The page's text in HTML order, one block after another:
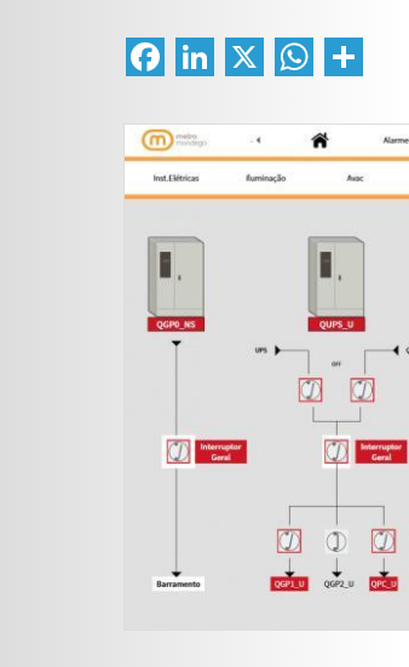
FacebookLinkedIn WhatsApp